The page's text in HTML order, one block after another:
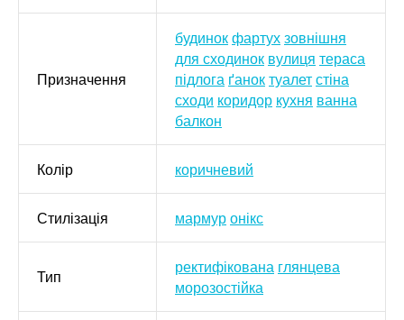
Призначення
будинокфартухзовнішня
для сходинок вулиця тераса
підлога ґаноктуалетстіна
сходи коридор кухня ванна
балкон
Колір коричневий
Стилізація мармуронікс
Тип ректифікована глянцева
морозостійка